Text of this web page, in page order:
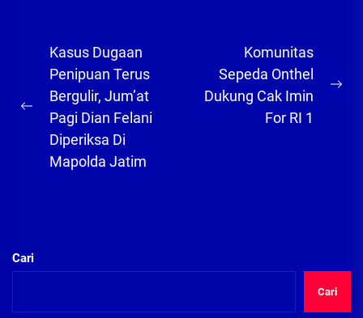
Navigasi
pos
Previous
post:
Kasus Dugaan
Penipuan Terus
Bergulir, Jum’at
Pagi Dian Felani
Diperiksa Di
Mapolda Jatim
Komunitas
Sepeda Onthel
Dukung Cak Imin
For RI 1
Cari
Cari